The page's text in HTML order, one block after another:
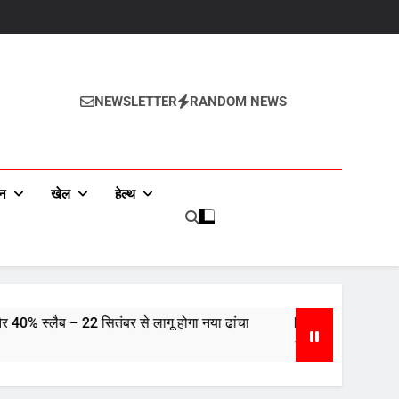
NEWSLETTER RANDOM NEWS
खेल हेल्थ
से लागू होगा नया ढांचा Hair Fall Reason: बालों का